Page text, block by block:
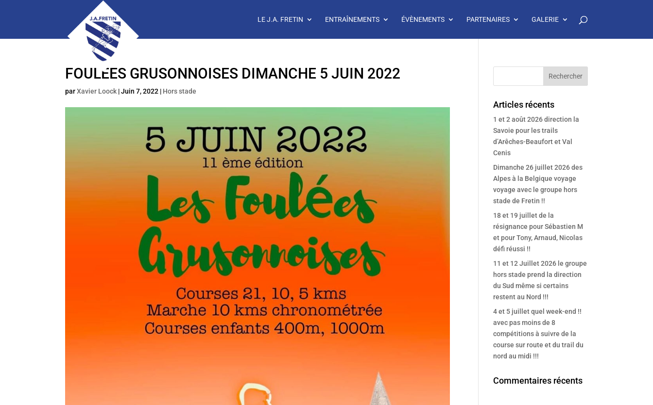
LE J.A. FRETIN ENTRAÎNEMENTS ÉVÈNEMENTS PARTENAIRES GALERIE
FOULEES GRUSONNOISES DIMANCHE 5 JUIN 2022
parXavier Loock |Juin 7, 2022 | Hors stade
Articles récents
1 et 2 août 2026 direction la
Savoie pour les trails
d’Arêches-Beaufort et Val
Cenis
Dimanche 26 juillet 2026 des
Alpes à la Belgique voyage
voyage avec le groupe hors
stade de Fretin !!
18 et 19 juillet de la
résignance pour Sébastien M
et pour Tony, Arnaud, Nicolas
défi réussi !!
11 et 12 Juillet 2026 le groupe
hors stade prend la direction
du Sud même si certains
restent au Nord !!!
4 et 5 juillet quel week-end !!
avec pas moins de 8
compétitions à suivre de la
course sur route et du trail du
nord au midi !!!
Commentaires récents